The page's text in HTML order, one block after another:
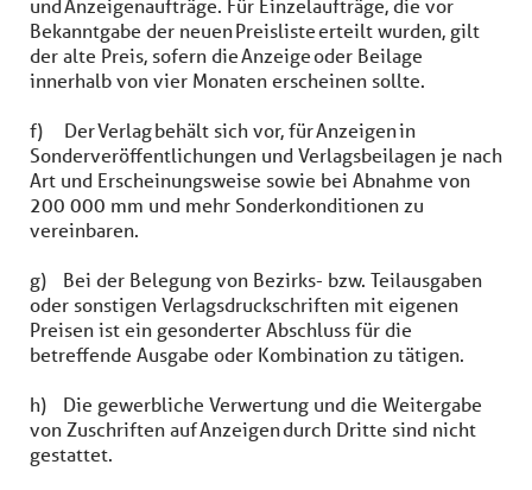
und Anzeigenaufträge. Für Einzelaufträge, die vor
Bekanntgabe der neuen Preisliste erteilt wurden, gilt
der alte Preis, sofern die Anzeige oder Beilage
innerhalb von vier Monaten erscheinen sollte.
f) Der Verlag behält sich vor, für Anzeigen in
Sonderveröffentlichungen und Verlagsbeilagen je nach
Art und Erscheinungsweise sowie bei Abnahme von
200 000 mm und mehr Sonderkonditionen zu
vereinbaren.
g) Bei der Belegung von Bezirks- bzw. Teilausgaben
oder sonstigen Verlagsdruckschriften mit eigenen
Preisen ist ein gesonderter Abschluss für die
betreffende Ausgabe oder Kombination zu tätigen.
h) Die gewerbliche Verwertung und die Weitergabe
von Zuschriften auf Anzeigen durch Dritte sind nicht
gestattet.